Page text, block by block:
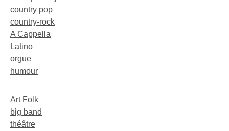
country pop
country-rock
A Cappella
Latino
orgue
humour
Art Folk
big band
théâtre